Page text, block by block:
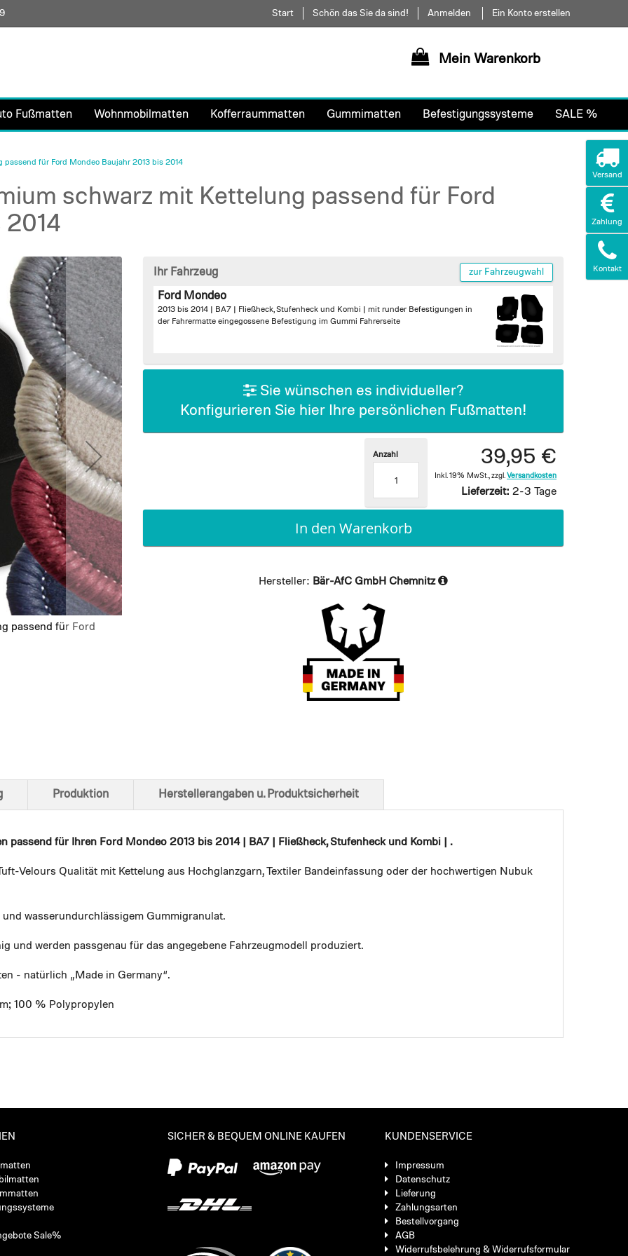
Direkt
zum
Start Schön das Sie da sind! Anmelden Ein Konto erstellen
Mein Warenkorb
Fußmatten Wohnmobilmatten Kofferraummatten Gummimatten Befestigungssysteme SALE %
für Ford Mondeo Baujahr 2013 bis 2014
schwarz mit Kettelung passend für Ford
2014
passend für Ford
Ansicht von unten
Ihr Fahrzeug zur Fahrzeugwahl
Ford Mondeo
2013 bis 2014 | BA7 | Fließheck, Stufenheck und Kombi | mit runder Befestigungen in
der Fahrermatte eingegossene Befestigung im Gummi Fahrerseite
Sie wünschen es individueller?
Konfigurieren Sie hier Ihre persönlichen Fußmatten!
39,95 €
Inkl. 19% MwSt. zzgl. Versandkosten
Lieferzeit: 2-3 Tage
Anzahl
In den Warenkorb
Hersteller: Bär-AfC GmbH Chemnitz
passend für Ihren Ford Mondeo 2013 bis 2014 | BA7 | Fließheck, Stufenheck und Kombi | .
Velours Qualität mit Kettelung aus Hochglanzgarn, Textiler Bandeinfassung oder der hochwertigen Nubuk
wasserundurchlässigem Gummigranulat.
und werden passgenau für das angegebene Fahrzeugmodell produziert.
- natürlich „Made in Germany“.
100 % Polypropylen
Produktion Herstellerangaben u. Produktsicherheit
Sale%
SICHER & BEQUEM ONLINE KAUFEN KUNDENSERVICE
Impressum
Datenschutz
Lieferung
Zahlungsarten
Bestellvorgang
AGB
Widerrufsbelehrung & Widerrufsformular
Versand
Zahlung
Kontakt